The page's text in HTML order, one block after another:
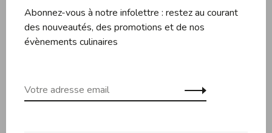
et les dents peuvent être utilisées pour vérifier la cuisson.
Les dents sont forgées à la main et affûtées à la main à
partir d'une seule pièce d'acier à couteaux au chrome-
de grenadille, un bois de savane très beau et robuste. Les
incrustations sont surélevées et donnent au couteau un
Abonnez-vous à notre infolettre : restez au courant
des nouveautés, des promotions et de nos
évènements culinaires